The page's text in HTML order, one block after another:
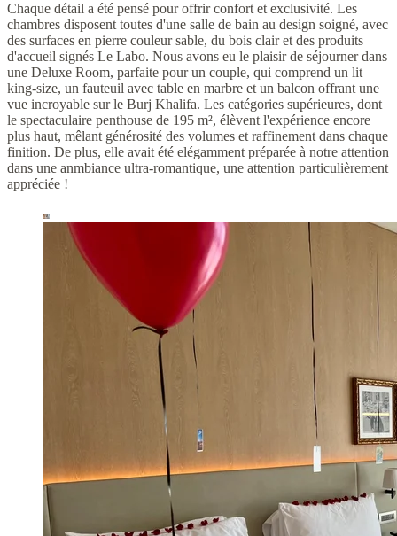
Chaque détail a été pensé pour offrir confort et exclusivité. Les
chambres disposent toutes d'une salle de bain au design soigné, avec
des surfaces en pierre couleur sable, du bois clair et des produits
d'accueil signés Le Labo. Nous avons eu le plaisir de séjourner dans
une Deluxe Room, parfaite pour un couple, qui comprend un lit
king-size, un fauteuil avec table en marbre et un balcon offrant une
vue incroyable sur le Burj Khalifa. Les catégories supérieures, dont
le spectaculaire penthouse de 195 m², élèvent l'expérience encore
plus haut, mêlant générosité des volumes et raffinement dans chaque
finition. De plus, elle avait été elégamment préparée à notre attention
dans une anmbiance ultra-romantique, une attention particulièrement
appréciée !